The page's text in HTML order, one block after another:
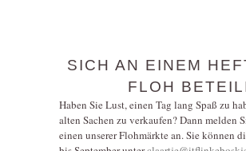
SICH AN EINEM
FLOH
Haben Sie Lust, einen Tag lang Spaß zu
alten Sachen zu verkaufen? Dann melden
einen unserer Flohmärkte an. Sie können